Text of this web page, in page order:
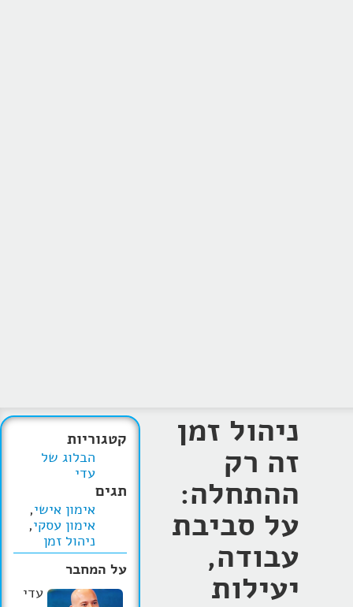
קטגוריות
הבלוג של
עדי
תגים
אימון אישי,
אימון עסקי,
ניהול זמן
על המחבר
עדי
ניהול זמן
זה רק
ההתחלה:
על סביבת
עבודה,
יעילות